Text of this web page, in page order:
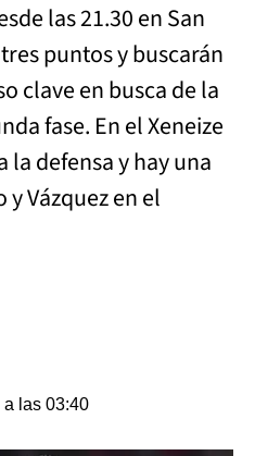
las 21.30 en San
puntos y buscarán
clave en busca de la
fase. En el Xeneize
la defensa y hay una
Vázquez en el
a las 03:40